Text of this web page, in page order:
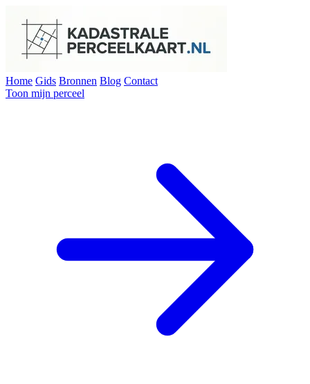
Home Gids Bronnen Blog Contact
Toon mijn perceel